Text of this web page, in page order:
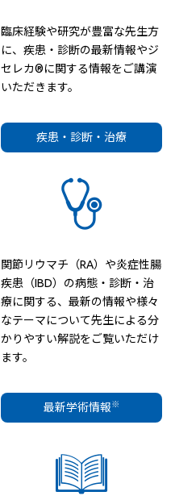
臨床経験や研究が豊富な先生方
に、疾患・診断の最新情報やジ
セレカ®に関する情報をご講演
いただきます。
疾患・診断・治療
関節リウマチ（RA）や炎症性腸
疾患（IBD）の病態・診断・治
療に関する、最新の情報や様々
なテーマについて先生による分
かりやすい解説をご覧いただけ
ます。
最新学術情報※